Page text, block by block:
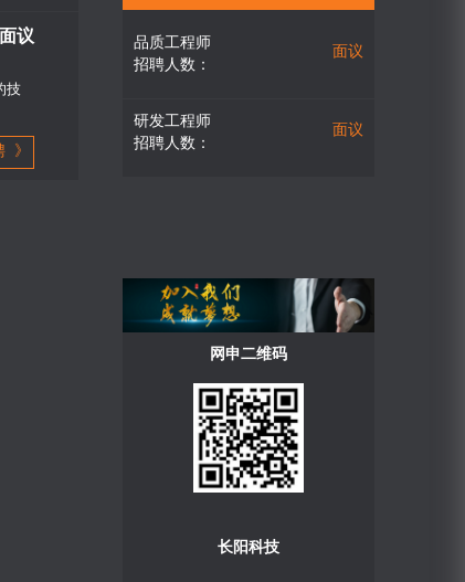
议
技
》
品质工程师
招聘人数：
面议
研发工程师
招聘人数：
面议
网申二维码
长阳科技